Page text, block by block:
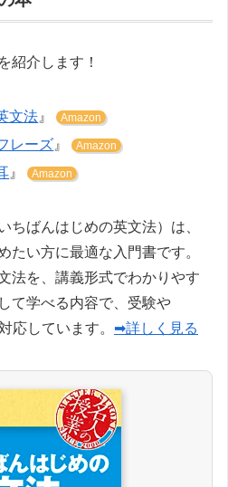
紹介します！
文法 』 Amazon
レーズ 』 Amazon
』 Amazon
ちばんはじめの英文法）は、
たい方に最適な入門書です。
法を、講義形式でわかりやす
て学べる内容で、受験や
応しています。 ➡詳しく見る